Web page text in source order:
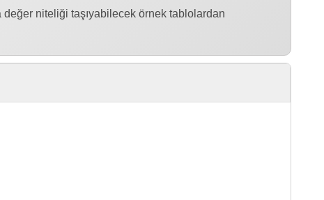
niteliği taşıyabilecek örnek tablolardan